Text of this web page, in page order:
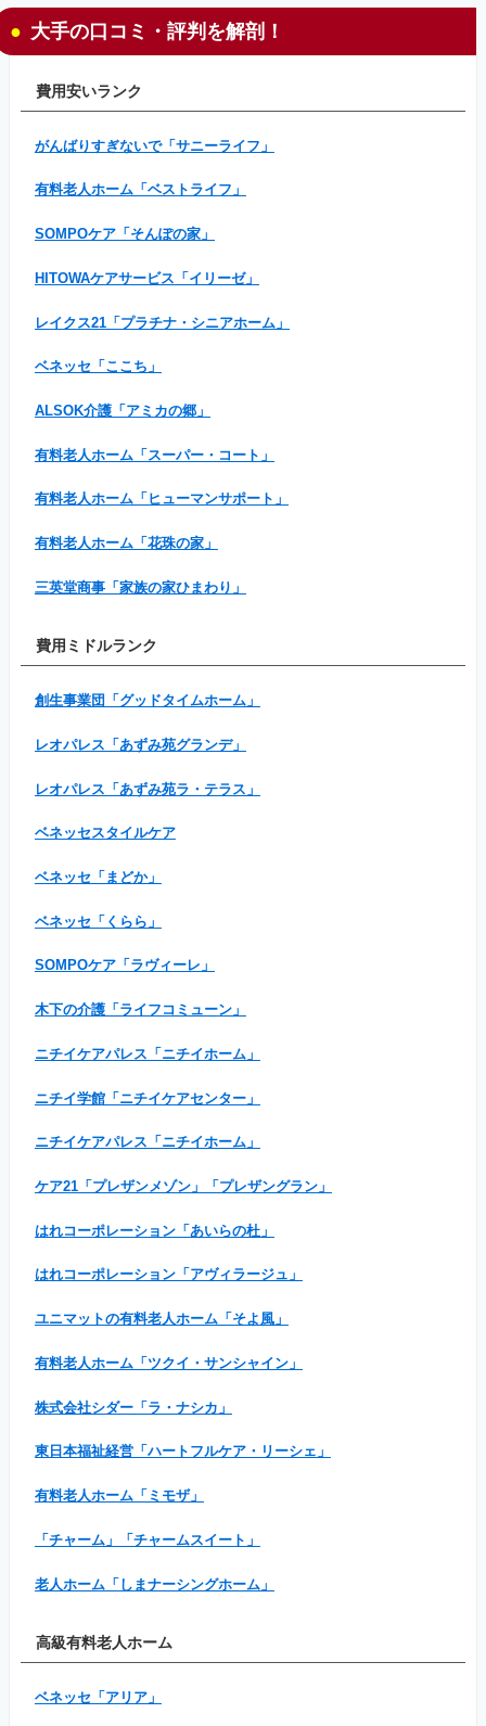
大手の口コミ・評判を解剖！
費用安いランク
がんばりすぎないで「サニーライフ」
有料老人ホーム「ベストライフ」
SOMPOケア「そんぽの家」
HITOWAケアサービス「イリーゼ」
レイクス21「プラチナ・シニアホーム」
ベネッセ「ここち」
ALSOK介護「アミカの郷」
有料老人ホーム「スーパー・コート」
有料老人ホーム「ヒューマンサポート」
有料老人ホーム「花珠の家」
三英堂商事「家族の家ひまわり」
費用ミドルランク
創生事業団「グッドタイムホーム」
レオパレス「あずみ苑グランデ」
レオパレス「あずみ苑ラ・テラス」
ベネッセスタイルケア
ベネッセ「まどか」
ベネッセ「くらら」
SOMPOケア「ラヴィーレ」
木下の介護「ライフコミューン」
ニチイケアパレス「ニチイホーム」
ニチイ学館「ニチイケアセンター」
ニチイケアパレス「ニチイホーム」
ケア21「プレザンメゾン」「プレザングラン」
はれコーポレーション「あいらの杜」
はれコーポレーション「アヴィラージュ」
ユニマットの有料老人ホーム「そよ風」
有料老人ホーム「ツクイ・サンシャイン」
株式会社シダー「ラ・ナシカ」
東日本福祉経営「ハートフルケア・リーシェ」
有料老人ホーム「ミモザ」
「チャーム」「チャームスイート」
老人ホーム「しまナーシングホーム」
高級有料老人ホーム
ベネッセ「アリア」